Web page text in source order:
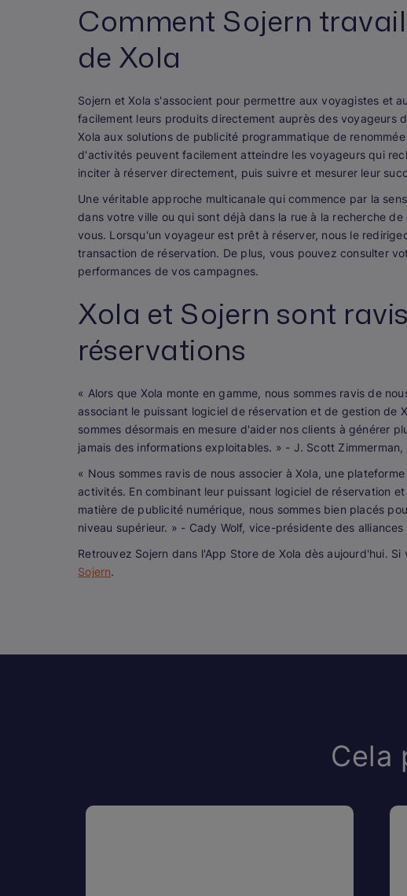
Comment Sojern
de Xola
Sojern et Xola s'associent pour permettre aux voyagistes et
facilement leurs produits directement auprès des voyageurs
Xola aux solutions de publicité programmatique de
d'activités peuvent facilement atteindre les voyageurs qui
inciter à réserver directement, puis suivre et mesurer leur
Une véritable approche multicanale qui commence par la
dans votre ville ou qui sont déjà dans la rue à la recherche
vous. Lorsqu'un voyageur est prêt à réserver, nous le
transaction de réservation. De plus, vous pouvez consulter
performances de vos campagnes.
Xola et Sojern sont
réservations
« Alors que Xola monte en gamme, nous sommes ravis de
associant le puissant logiciel de réservation et de gestion de
sommes désormais en mesure d'aider nos clients à générer
jamais des informations exploitables. » - J. Scott Zimmerman,
« Nous sommes ravis de nous associer à Xola, une
activités. En combinant leur puissant logiciel de réservation
matière de publicité numérique, nous sommes bien placés
niveau supérieur. » - Cady Wolf, vice-présidente des
Retrouvez Sojern dans l'App Store de Xola dès aujourd'hui.
Sojern.
Cela